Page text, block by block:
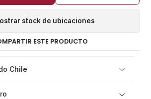
stock de ubicaciones
ESTE PRODUCTO
Chile